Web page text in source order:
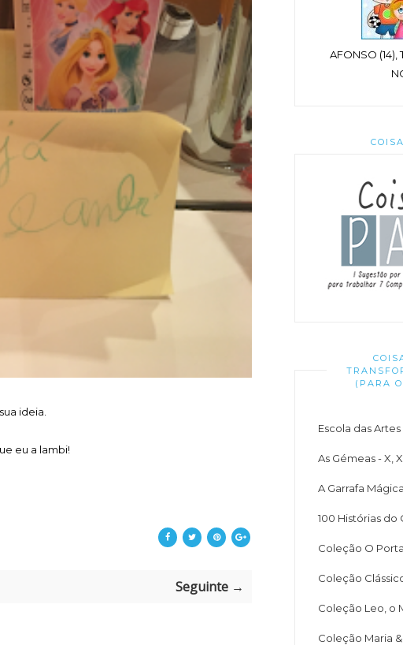
ideia.
eu a lambi!
Seguinte →
AFONSO (14),
(PARA
Escola das Artes
As Gémeas - X,
A Garrafa Mágica
100 Histórias do
Coleção O
Coleção
Coleção Leo, o
Coleção Maria